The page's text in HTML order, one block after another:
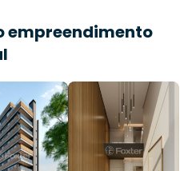
empreendimento